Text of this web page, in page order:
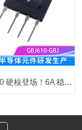
GBJ610 硬核登场！6A 稳定输出